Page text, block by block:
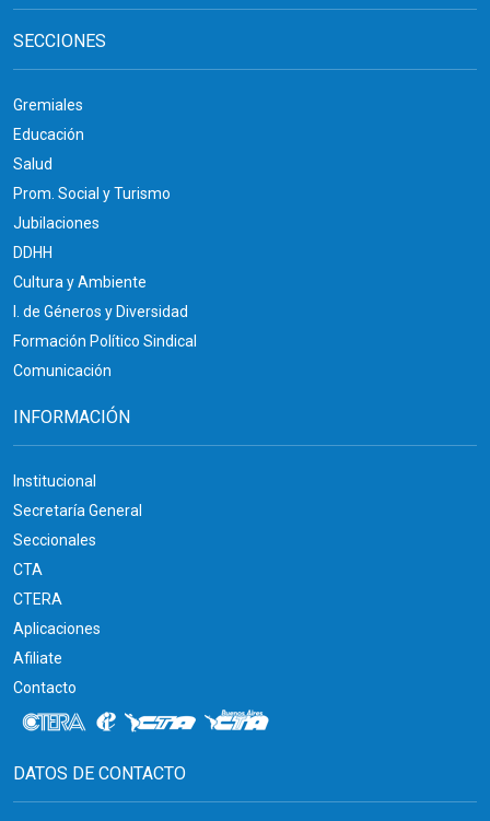
SECCIONES
Gremiales
Educación
Salud
Prom. Social y Turismo
Jubilaciones
DDHH
Cultura y Ambiente
I. de Géneros y Diversidad
Formación Político Sindical
Comunicación
INFORMACIÓN
Institucional
Secretaría General
Seccionales
CTA
CTERA
Aplicaciones
Afiliate
Contacto
DATOS DE CONTACTO